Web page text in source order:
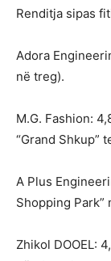
Renditja sipas
Adora
në treg).
M.G. Fashion:
“Grand Shkup”
A Plus
Shopping Park”
Zhikol DOOEL: